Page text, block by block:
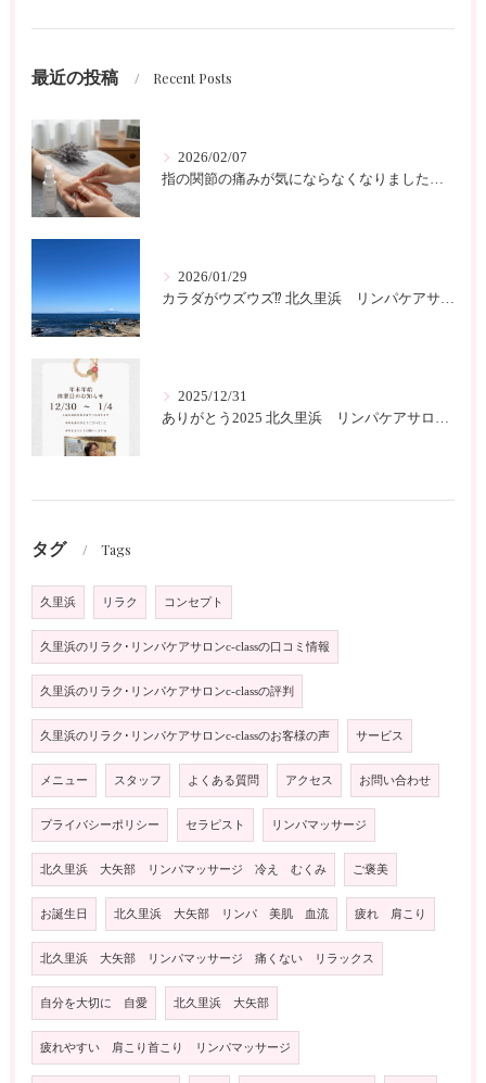
最近の投稿 Recent Posts
2026/02/07
指の関節の痛みが気にならなくなりました 北久里浜 リンパケアサロンc-class
2026/01/29
カラダがウズウズ⁉️ 北久里浜 リンパケアサロンc-class
2025/12/31
ありがとう2025 北久里浜 リンパケアサロンc-class
タグ Tags
久里浜 リラク コンセプト
久里浜のリラク･リンパケアサロンc-classの口コミ情報
久里浜のリラク･リンパケアサロンc-classの評判
久里浜のリラク･リンパケアサロンc-classのお客様の声 サービス
メニュー スタッフ よくある質問 アクセス お問い合わせ
プライバシーポリシー セラピスト リンパマッサージ
北久里浜 大矢部 リンパマッサージ 冷え むくみ ご褒美
お誕生日 北久里浜 大矢部 リンパ 美肌 血流 疲れ 肩こり
北久里浜 大矢部 リンパマッサージ 痛くない リラックス
自分を大切に 自愛 北久里浜 大矢部
疲れやすい 肩こり首こり リンパマッサージ